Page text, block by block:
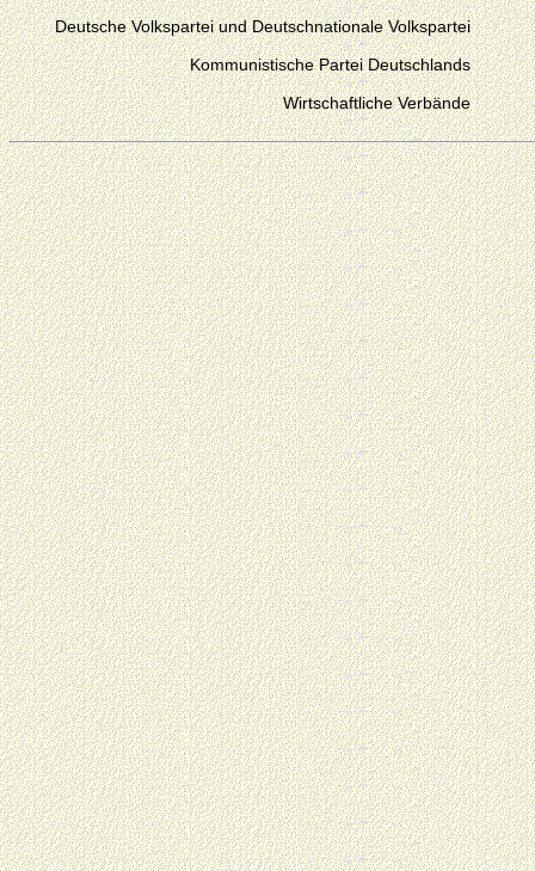
Deutsche Volkspartei und Deutschnationale Volkspartei
Kommunistische Partei Deutschlands
Wirtschaftliche Verbände